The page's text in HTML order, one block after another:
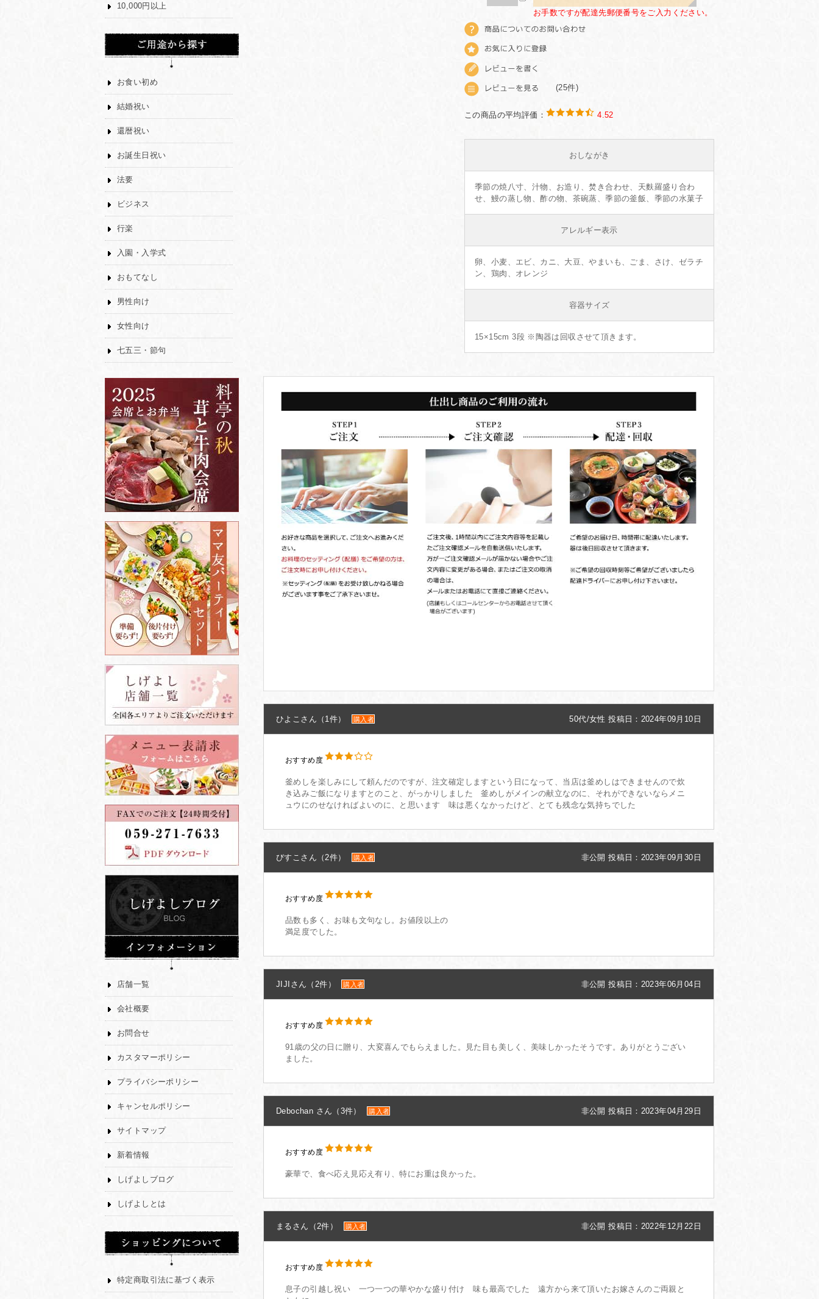
10,000円以上
お食い初め
結婚祝い
還暦祝い
お誕生日祝い
法要
ビジネス
行楽
入園・入学式
おもてなし
男性向け
女性向け
七五三・節句
店舗一覧
会社概要
お問合せ
カスタマーポリシー
プライバシーポリシー
キャンセルポリシー
サイトマップ
新着情報
しげよしブログ
しげよしとは
特定商取引法に基づく表示
お手数ですが配達先郵便番号をご入力ください。
(25件)
この商品の平均評価： 4.52
おしながき
季節の焼八寸、汁物、お造り、焚き合わせ、天麩羅盛り合わ
せ、鰻の蒸し物、酢の物、茶碗蒸、季節の釜飯、季節の水菓子
アレルギー表示
卵、小麦、エビ、カニ、大豆、やまいも、ごま、さけ、ゼラチ
ン、鶏肉、オレンジ
容器サイズ
15×15cm 3段 ※陶器は回収させて頂きます。
ひよこさん（1件） 購入者 50代/女性 投稿日：2024年09月10日
おすすめ度
釜めしを楽しみにして頼んだのですが、注文確定しますという日になって、当店は釜めしはできませんので炊
き込みご飯になりますとのこと、がっかりしました 釜めしがメインの献立なのに、それができないならメニ
ュウにのせなければよいのに、と思います 味は悪くなかったけど、とても残念な気持ちでした
びすこさん（2件） 購入者 非公開 投稿日：2023年09月30日
おすすめ度
品数も多く、お味も文句なし。お値段以上の
満足度でした。
JIJIさん（2件） 購入者 非公開 投稿日：2023年06月04日
おすすめ度
91歳の父の日に贈り、大変喜んでもらえました。見た目も美しく、美味しかったそうです。ありがとうござい
ました。
Debochan さん（3件） 購入者 非公開 投稿日：2023年04月29日
おすすめ度
豪華で、食べ応え見応え有り、特にお重は良かった。
まるさん（2件） 購入者 非公開 投稿日：2022年12月22日
おすすめ度
息子の引越し祝い 一つ一つの華やかな盛り付け 味も最高でした 遠方から来て頂いたお嫁さんのご両親と